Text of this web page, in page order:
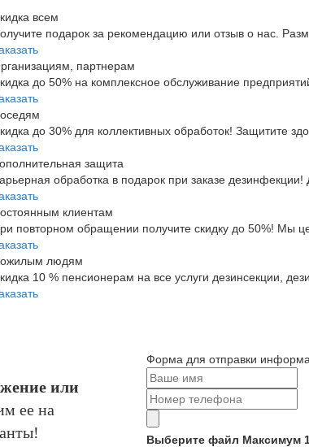
всем
подарок за рекомендацию или отзыв о нас.
партнерам
до 50% на комплексное обслуживание
до 30% для коллективных обработок! Защитите
защита
обработка в подарок при заказе дезинфекции!
клиентам
повторном обращении получите скидку до 50%! Мы
людям
10 % пенсионерам на все услуги дезинсекции,
или
ее на
Форма для отправки
Выберите файл Максимум